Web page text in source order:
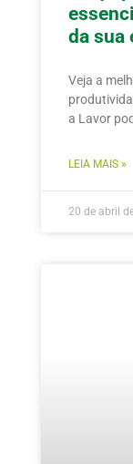
da sua
Veja a
a Lavor
LEIA MAIS »
20 de abril